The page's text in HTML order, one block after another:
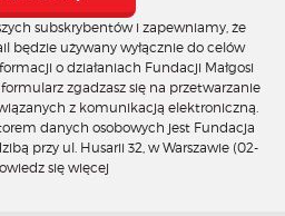
subskrybentów i zapewniamy, że
będzie używany wyłącznie do celów
o działaniach Fundacji Małgosi
formularz zgadzasz się na przetwarzanie
z komunikacją elektroniczną.
danych osobowych jest Fundacja
przy ul. Husarii 32, w Warszawie (02-
się więcej